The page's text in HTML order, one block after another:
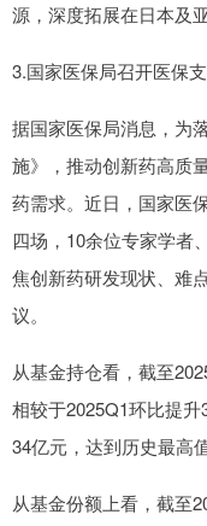
源，深度拓展在日本及
3.国家医保局召开医保
据国家医保局消息，为
施》，推动创新药高质
药需求。近日，国家医
四场，10余位专家学者
焦创新药研发现状、难
议。
从基金持仓看，截至
相较于2025Q1环比提
34亿元，达到历史最高值
从基金份额上看，截至